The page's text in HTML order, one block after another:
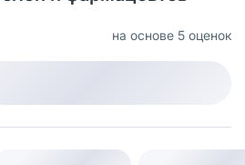
на основе 5 оценок